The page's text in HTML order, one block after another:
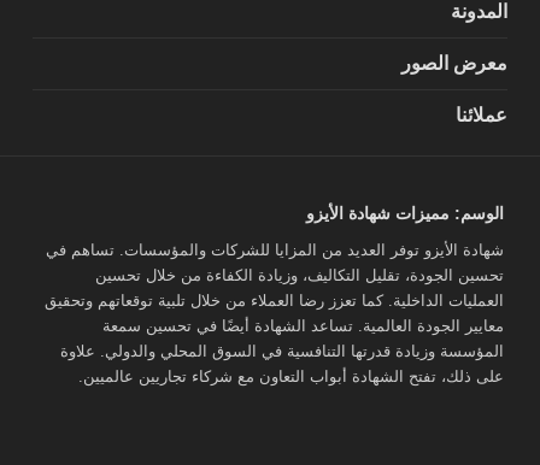
المدونة
معرض الصور
عملائنا
الوسم: مميزات شهادة الأيزو
شهادة الأيزو توفر العديد من المزايا للشركات والمؤسسات. تساهم في
تحسين الجودة، تقليل التكاليف، وزيادة الكفاءة من خلال تحسين
العمليات الداخلية. كما تعزز رضا العملاء من خلال تلبية توقعاتهم وتحقيق
معايير الجودة العالمية. تساعد الشهادة أيضًا في تحسين سمعة
المؤسسة وزيادة قدرتها التنافسية في السوق المحلي والدولي. علاوة
على ذلك، تفتح الشهادة أبواب التعاون مع شركاء تجاريين عالميين.